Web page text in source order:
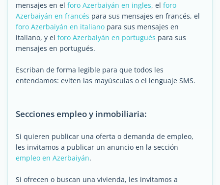
mensajes en el foro Azerbaiyán en ingles, el foro
Azerbaiyán en francés para sus mensajes en francés, el
foro Azerbaiyán en italiano para sus mensajes en
italiano, y el foro Azerbaiyán en portugués para sus
mensajes en portugués.
Escriban de forma legible para que todos les
entendamos: eviten las mayúsculas o el lenguaje SMS.
Secciones empleo y inmobiliaria:
Si quieren publicar una oferta o demanda de empleo,
les invitamos a publicar un anuncio en la sección
empleo en Azerbaiyán.
Si ofrecen o buscan una vivienda, les invitamos a